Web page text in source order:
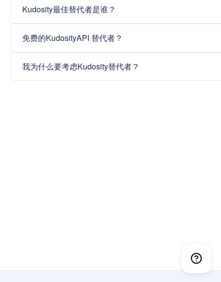
Kudosity最佳替代者是谁？
免费的KudosityAPI 替代者？
我为什么要考虑Kudosity替代者？